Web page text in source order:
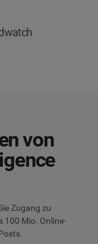
von
Zugang zu
100 Mio. Online-